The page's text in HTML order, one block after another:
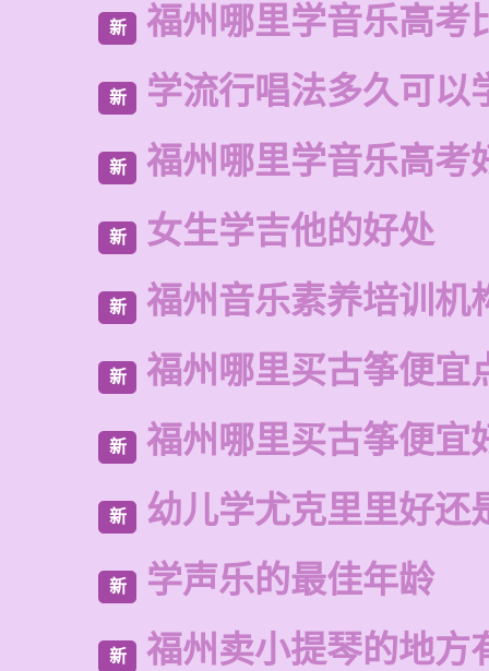
新 福州哪里学音乐高考
新 学流行唱法多久可以
新 福州哪里学音乐高考
新 女生学吉他的好处
新 福州音乐素养培训机
新 福州哪里买古筝便宜
新 福州哪里买古筝便宜
新 幼儿学尤克里里好还
新 学声乐的最佳年龄
新 福州卖小提琴的地方